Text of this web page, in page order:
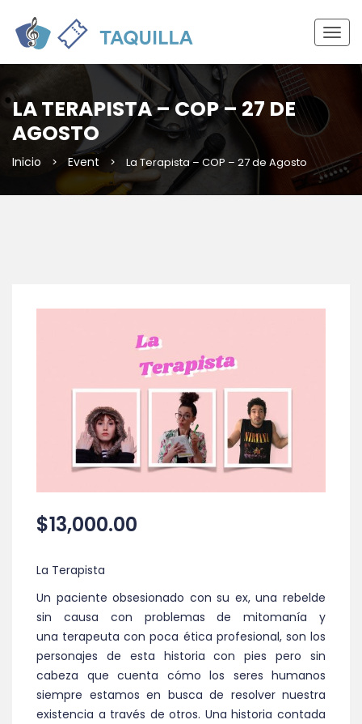
LA TERAPISTA – COP – 27 DE
AGOSTO
Inicio > Event > La Terapista – COP – 27 de Agosto
$13,000.00
La Terapista
Un paciente obsesionado con su ex, una rebelde
sin causa con problemas de mitomanía y
una terapeuta con poca ética profesional, son los
personajes de esta historia con pies pero sin
cabeza que cuenta cómo los seres humanos
siempre estamos en busca de resolver nuestra
existencia a través de otros. Una historia contada